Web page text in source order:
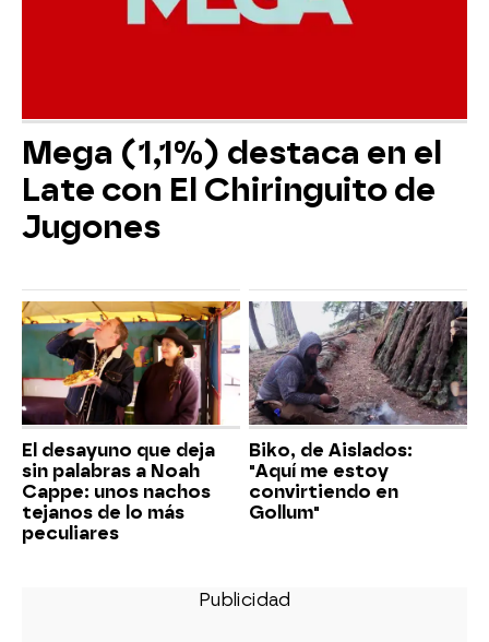
Mega (1,1%) destaca en el
Late con El Chiringuito de
Jugones
El desayuno que deja
sin palabras a Noah
Cappe: unos nachos
tejanos de lo más
peculiares
Biko, de Aislados:
"Aquí me estoy
convirtiendo en
Gollum"